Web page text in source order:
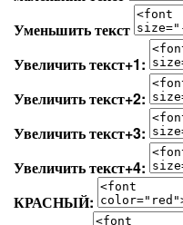
Уменьшить текст
Увеличить текст+1:
Увеличить текст+2:
Увеличить текст+3:
Увеличить текст+4:
КРАСНЫЙ: